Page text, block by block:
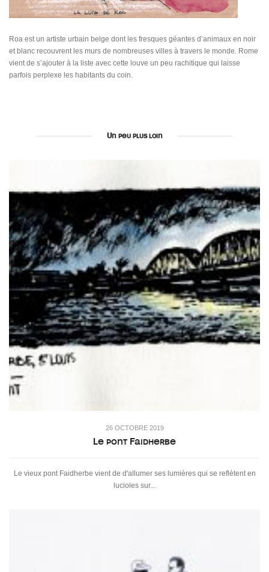
Roa est un artiste urbain belge dont les fresques géantes d’animaux en noir
et blanc recouvrent les murs de nombreuses villes à travers le monde. Rome
vient de s’ajouter à la liste avec cette louve un peu rachitique qui laisse
parfois perplexe les habitants du coin.
Un peu plus loin
26 OCTOBRE 2019
Le pont Faidherbe
Le vieux pont Faidherbe vient de d'allumer ses lumières qui se reflètent en
lucioles sur...